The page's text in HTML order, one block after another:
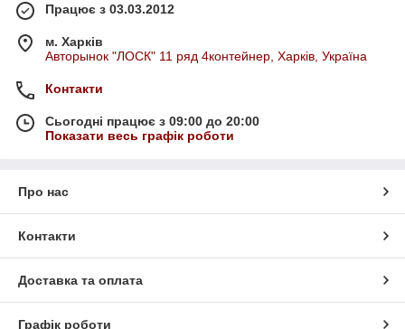
Працює з 03.03.2012
м. Харків
Авторынок "ЛОСК" 11 ряд 4контейнер, Харків, Україна
Контакти
Сьогодні працює з 09:00 до 20:00
Показати весь графік роботи
Про нас
Контакти
Доставка та оплата
Графік роботи